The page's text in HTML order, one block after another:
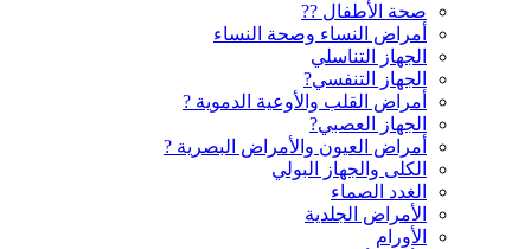
صحة الأطفال ??
أمراض النساء وصحة النساء
الجهاز التناسلي
الجهاز التنفسي?
أمراض القلب والأوعية الدموية ?
الجهاز العصبي?
أمراض العيون والأمراض البصرية ?️
الكلى والجهاز البولي
الغدد الصماء
الأمراض الجلدية
الأورام